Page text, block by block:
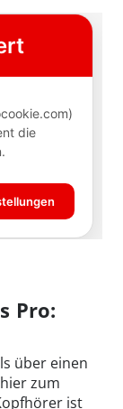
Pro:
über einen
zum
ist